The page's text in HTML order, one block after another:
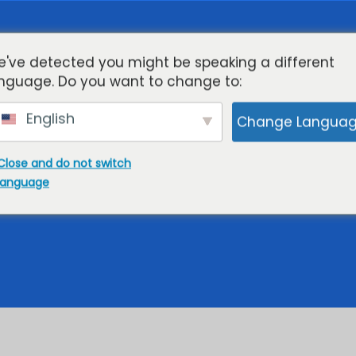
Поддерживать
серверы
detected you might be speaking a different
Do you want to change to:
English Change
and do not switch